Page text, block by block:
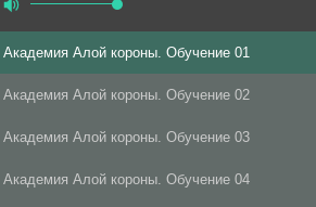
Академия Алой короны. Обучение 01
Академия Алой короны. Обучение 02
Академия Алой короны. Обучение 03
Академия Алой короны. Обучение 04